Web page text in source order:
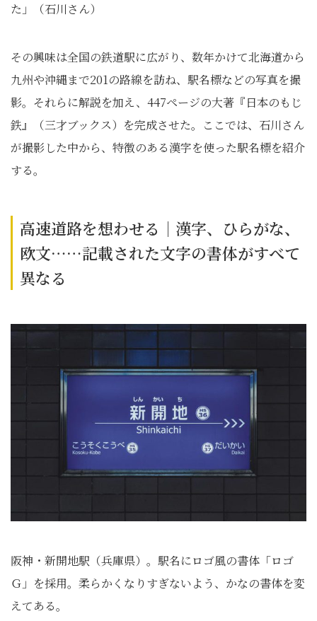
た」（石川さん）
その興味は全国の鉄道駅に広がり、数年かけて北海道から
九州や沖縄まで201の路線を訪ね、駅名標などの写真を撮
影。それらに解説を加え、447ページの大著『日本のもじ
鉄』（三才ブックス）を完成させた。ここでは、石川さん
が撮影した中から、特徴のある漢字を使った駅名標を紹介
する。
高速道路を想わせる｜漢字、ひらがな、
欧文……記載された文字の書体がすべて
異なる
阪神・新開地駅（兵庫県）。駅名にロゴ風の書体「ロゴ
Ｇ」を採用。柔らかくなりすぎないよう、かなの書体を変
えてある。